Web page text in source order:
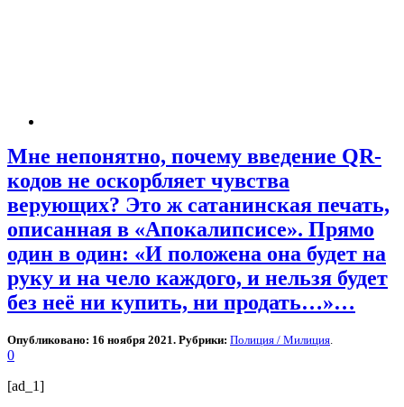
Мне непонятно, почему введение QR-
кодов не оскорбляет чувства
верующих? Это ж сатанинская печать,
описанная в «Апокалипсисе». Прямо
один в один: «И положена она будет на
руку и на чело каждого, и нельзя будет
без неё ни купить, ни продать…»…
Опубликовано: 16 ноября 2021. Рубрики: Полиция / Милиция
0
[ad_1]